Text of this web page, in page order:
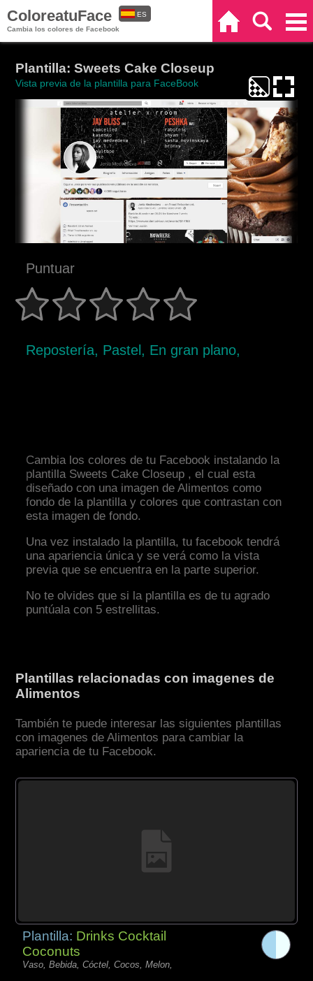
ColoreatuFace
Cambia los colores de Facebook
ES
Plantilla: Sweets Cake Closeup
Vista previa de la plantilla para FaceBook
Puntuar
Repostería, Pastel, En gran plano,
Cambia los colores de tu Facebook instalando la
plantilla Sweets Cake Closeup , el cual esta
diseñado con una imagen de Alimentos como
fondo de la plantilla y colores que contrastan con
esta imagen de fondo.
Una vez instalado la plantilla, tu facebook tendrá
una apariencia única y se verá como la vista
previa que se encuentra en la parte superior.
No te olvides que si la plantilla es de tu agrado
puntúala con 5 estrellitas.
Plantillas relacionadas con imagenes de
Alimentos
También te puede interesar las siguientes plantillas
con imagenes de Alimentos para cambiar la
apariencia de tu Facebook.
Plantilla: Drinks Cocktail
Coconuts
Vaso, Bebida, Cóctel, Cocos, Melon,